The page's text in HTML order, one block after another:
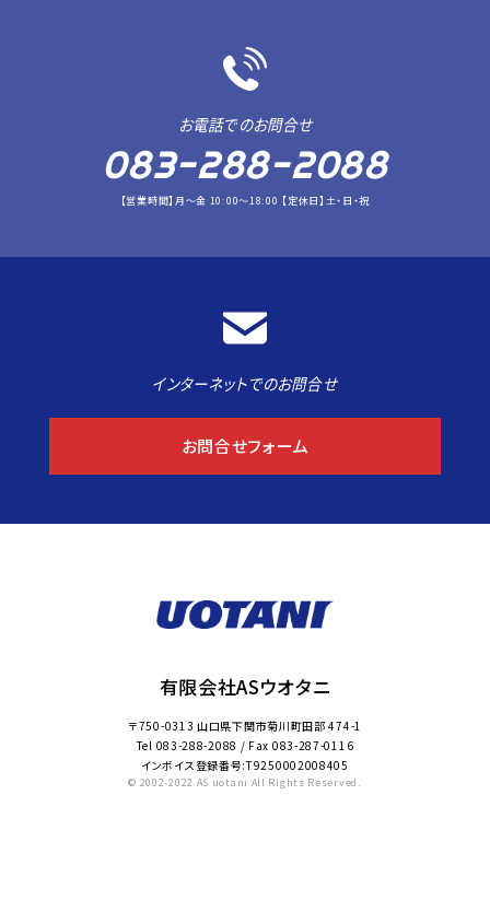
お電話でのお問合せ
083-288-2088
【営業時間】月～金 10:00～18:00 【定休日】土・日・祝
インターネットでのお問合せ
お問合せフォーム
有限会社ASウオタニ
〒750-0313 山口県下関市菊川町田部 474-1
Tel 083-288-2088 / Fax 083-287-0116
インボイス登録番号:T9250002008405
© 2002-2022 AS uotani All Rights Reserved.